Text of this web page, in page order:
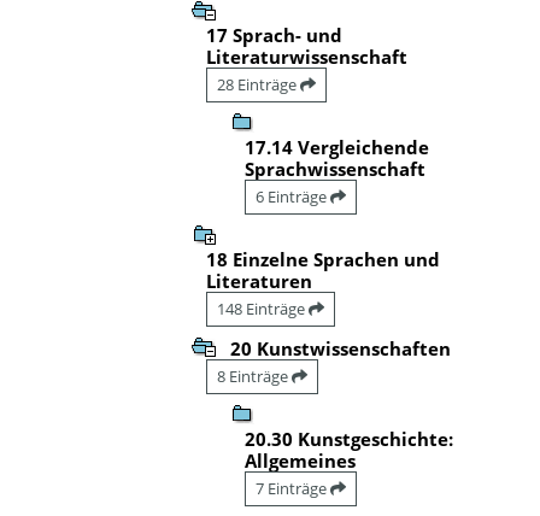
17 Sprach- und
Literaturwissenschaft
28 Einträge
17.14 Vergleichende
Sprachwissenschaft
6 Einträge
18 Einzelne Sprachen und
Literaturen
148 Einträge
20 Kunstwissenschaften
8 Einträge
20.30 Kunstgeschichte:
Allgemeines
7 Einträge